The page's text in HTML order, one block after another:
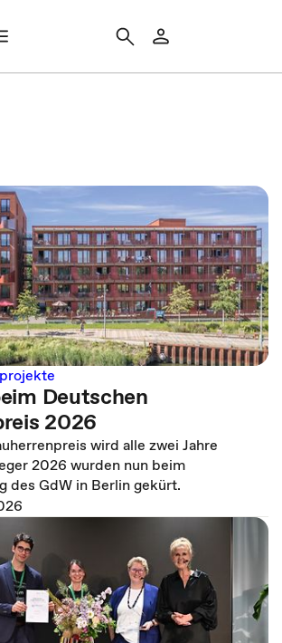
Deutschen
2026
wird alle zwei Jahre
2026 wurden nun beim
des GdW in Berlin gekürt.